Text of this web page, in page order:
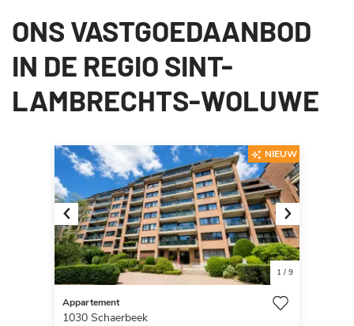
ONS VASTGOEDAANBOD
IN DE REGIO SINT-
LAMBRECHTS-WOLUWE
Previous Next
1/ 9
NIEUW
Appartement
1030 Schaerbeek